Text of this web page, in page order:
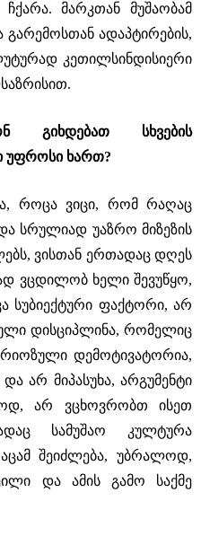
მარკთან მუშაობამ
გარემოსთან ადაპტირების,
კეთილსინდისიერი
სხვების
უფროსი ხართ?
როცა ვიცი, რომ რაღაც
სრულიად უაზრო მიზეზის
ვისთან ერთადაც დღეს
ვცდილობ ხელი შევუწყო,
სუბიექტური ფაქტორი, არ
დისციპლინა, რომელიც
დემოტივატორია,
არ მიპასუხა, არგუმენტი
არ ვცხოვრობთ ისეთ
სამუშაო კულტურა
შეიძლება, უბრალოდ,
და ამის გამო საქმე